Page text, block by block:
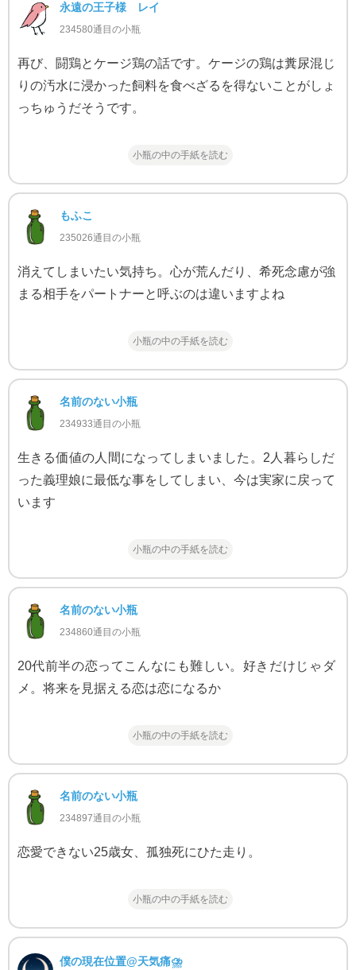
永遠の王子様 レイ
234580通目の小瓶
再び、闘鶏とケージ鶏の話です。ケージの鶏は糞尿混じ
りの汚水に浸かった飼料を食べざるを得ないことがしょ
っちゅうだそうです。
小瓶の中の手紙を読む
もふこ
235026通目の小瓶
消えてしまいたい気持ち。心が荒んだり、希死念慮が強
まる相手をパートナーと呼ぶのは違いますよね
小瓶の中の手紙を読む
名前のない小瓶
234933通目の小瓶
生きる価値の人間になってしまいました。2人暮らしだ
った義理娘に最低な事をしてしまい、今は実家に戻って
います
小瓶の中の手紙を読む
名前のない小瓶
234860通目の小瓶
20代前半の恋ってこんなにも難しい。好きだけじゃダ
メ。将来を見据える恋は恋になるか
小瓶の中の手紙を読む
名前のない小瓶
234897通目の小瓶
恋愛できない25歳女、孤独死にひた走り。
小瓶の中の手紙を読む
僕の現在位置@天気痛⛈